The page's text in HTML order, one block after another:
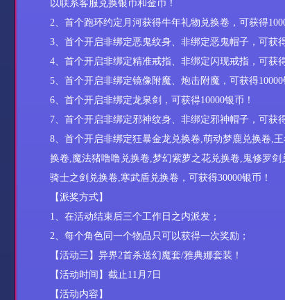
以联系客服兑换银币和金币！
2、首个跑环约定月河获得牛年礼物兑换卷，可获得
3、首个开启非绑定恶鬼纹身、非绑定恶鬼帽子，可获
4、首个开启非绑定精准戒指、非绑定闪现戒指，可获
5、首个开启非绑定镜像附魔、炮击附魔，可获得10000
6、首个开启非绑定龙泉剑，可获得10000银币！
7、首个开启非绑定邪神纹身、非绑定邪神帽子，可获
8、 首个开启非绑定狂暴金龙兑换卷,萌动梦鹿兑换卷,
换卷,魔法猪噜噜兑换卷,梦幻紫萝之花兑换卷, 鬼修罗剑
骑士之剑兑换卷,寒武盾兑换卷 ，可获得30000银币！
【派奖方式】
1、在活动结束后三个工作日之内派发；
2、每个角色同一个物品只可以获得一次奖励；
【活动三 】 异界2首杀送幻魔套/雅典娜套装 ！
【活动时间】 截止11 月 7日
【活动内容】